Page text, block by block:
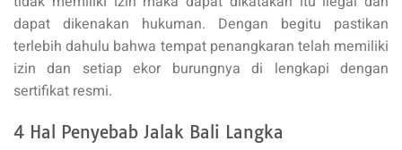
dapat dikenakan hukuman. Dengan begitu pastikan
terlebih dahulu bahwa tempat penangkaran telah memiliki
izin dan setiap ekor burungnya di lengkapi dengan
sertifikat resmi.
4 Hal Penyebab Jalak Bali Langka